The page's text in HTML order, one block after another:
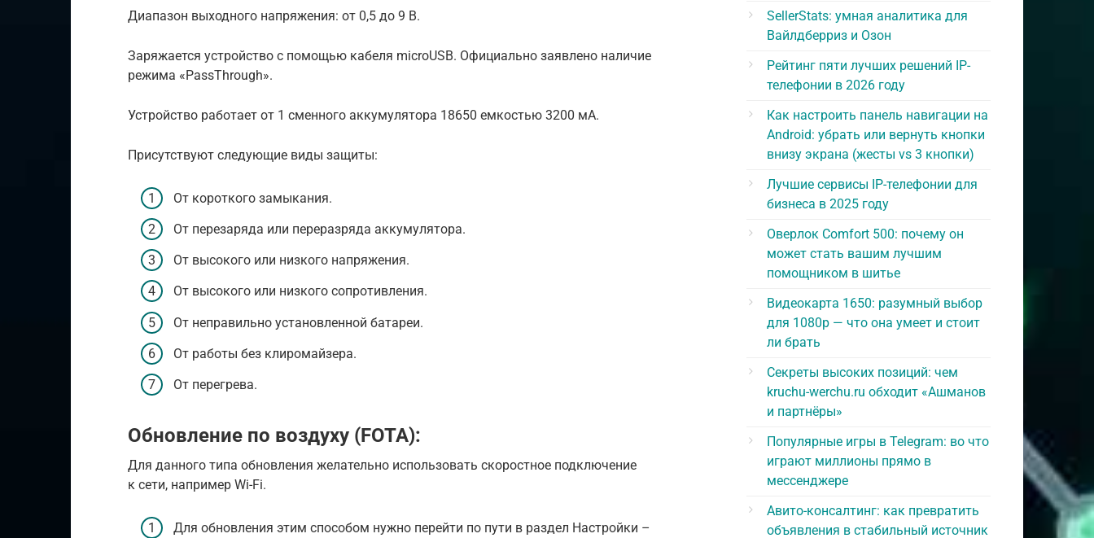
Диапазон выходного напряжения: от 0,5 до 9 В.
Заряжается устройство с помощью кабеля microUSB. Официально заявлено наличие
режима «PassThrough».
Устройство работает от 1 сменного аккумулятора 18650 емкостью 3200 мА.
Присутствуют следующие виды защиты:
От короткого замыкания.
От перезаряда или переразряда аккумулятора.
От высокого или низкого напряжения.
От высокого или низкого сопротивления.
От неправильно установленной батареи.
От работы без клиромайзера.
От перегрева.
Обновление по воздуху (FOTA):
Для данного типа обновления желательно использовать скоростное подключение
к сети, например Wi-Fi.
Для обновления этим способом нужно перейти по пути в раздел Настройки –
SellerStats: умная аналитика для
Вайлдберриз и Озон
Рейтинг пяти лучших решений IP-
телефонии в 2026 году
Как настроить панель навигации на
Android: убрать или вернуть кнопки
внизу экрана (жесты vs 3 кнопки)
Лучшие сервисы IP-телефонии для
бизнеса в 2025 году
Оверлок Comfort 500: почему он
может стать вашим лучшим
помощником в шитье
Видеокарта 1650: разумный выбор
для 1080p — что она умеет и стоит
ли брать
Секреты высоких позиций: чем
kruchu-werchu.ru обходит «Ашманов
и партнёры»
Популярные игры в Telegram: во что
играют миллионы прямо в
мессенджере
Авито-консалтинг: как превратить
объявления в стабильный источник